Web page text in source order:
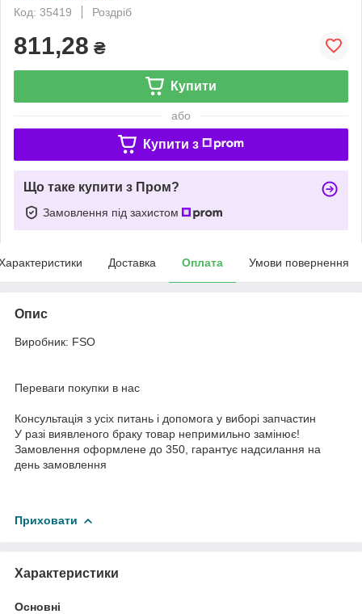
Код: 35419
Роздріб
811,28 ₴
Купити
або
Купити з
Що таке купити з Пром?
Замовлення під захистом
Доставка Оплата Умови повернення
Опис
Виробник: FSO
Переваги покупки в нас
Консультація з усіх питань і допомога у виборі запчастин
У разі виявленого браку товар непримильно замінює!
Замовлення оформлене до 350, гарантує надсилання на
день замовлення
Приховати
Характеристики
Основні